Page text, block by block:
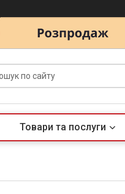
Товари та послуги